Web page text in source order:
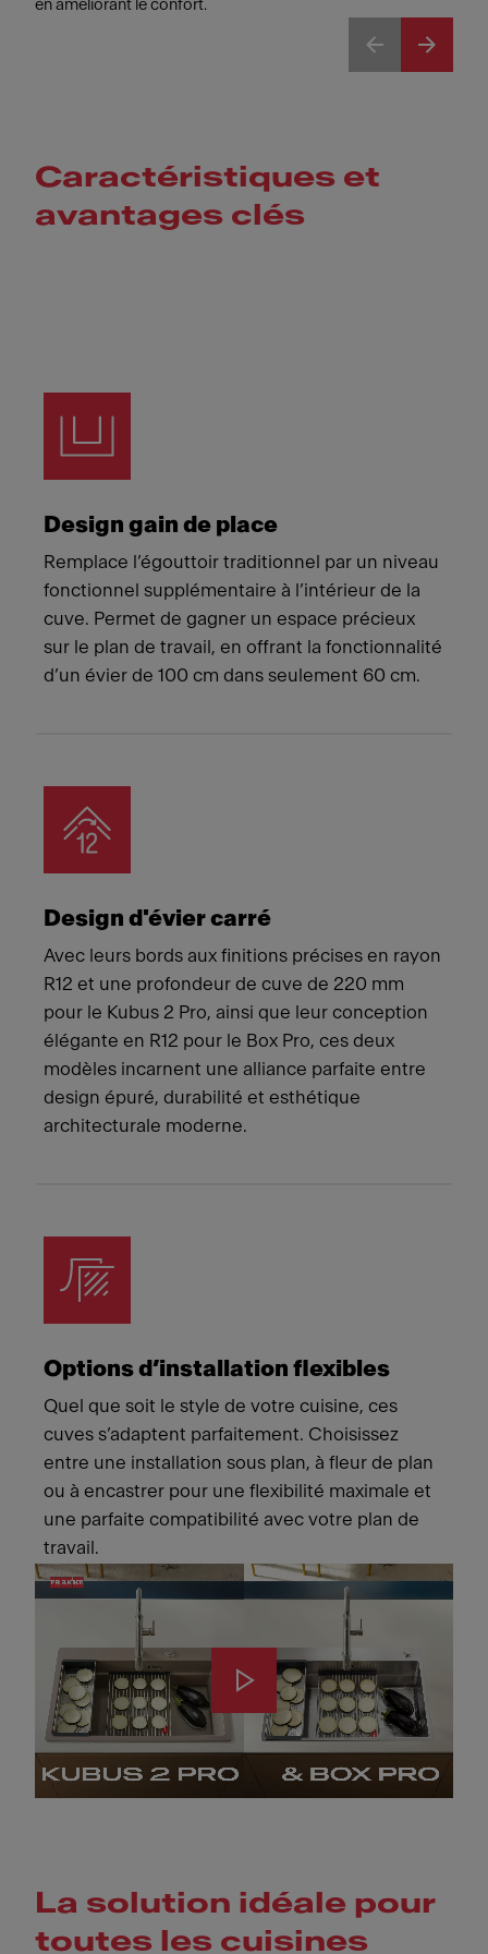
en améliorant le confort.
Caractéristiques et
avantages clés
Design gain de place
Remplace l’égouttoir traditionnel par un niveau
fonctionnel supplémentaire à l’intérieur de la
cuve. Permet de gagner un espace précieux
sur le plan de travail, en offrant la fonctionnalité
d’un évier de 100 cm dans seulement 60 cm.
Design d'évier carré
Avec leurs bords aux finitions précises en rayon
R12 et une profondeur de cuve de 220 mm
pour le Kubus 2 Pro, ainsi que leur conception
élégante en R12 pour le Box Pro, ces deux
modèles incarnent une alliance parfaite entre
design épuré, durabilité et esthétique
architecturale moderne.
Options d’installation flexibles
Quel que soit le style de votre cuisine, ces
cuves s’adaptent parfaitement. Choisissez
entre une installation sous plan, à fleur de plan
ou à encastrer pour une flexibilité maximale et
une parfaite compatibilité avec votre plan de
travail.
La solution idéale pour
toutes les cuisines